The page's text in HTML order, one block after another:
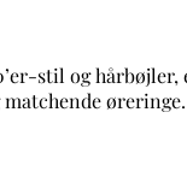
stil og